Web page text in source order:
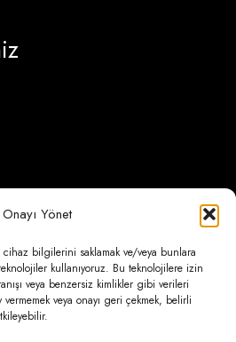
Onayı Yönet
bilgilerini saklamak ve/veya bunlara
kullanıyoruz. Bu teknolojilere izin
veya benzersiz kimlikler gibi verileri
veya onayı geri çekmek, belirli
Sokak No:6/A (Hadımköy)